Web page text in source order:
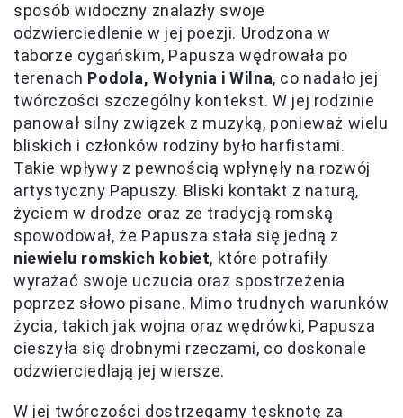
sposób widoczny znalazły swoje
odzwierciedlenie w jej poezji. Urodzona w
taborze cygańskim, Papusza wędrowała po
terenach Podola, Wołynia i Wilna, co nadało jej
twórczości szczególny kontekst. W jej rodzinie
panował silny związek z muzyką, ponieważ wielu
bliskich i członków rodziny było harfistami.
Takie wpływy z pewnością wpłynęły na rozwój
artystyczny Papuszy. Bliski kontakt z naturą,
życiem w drodze oraz ze tradycją romską
spowodował, że Papusza stała się jedną z
niewielu romskich kobiet, które potrafiły
wyrażać swoje uczucia oraz spostrzeżenia
poprzez słowo pisane. Mimo trudnych warunków
życia, takich jak wojna oraz wędrówki, Papusza
cieszyła się drobnymi rzeczami, co doskonale
odzwierciedlają jej wiersze.
W jej twórczości dostrzegamy tęsknotę za